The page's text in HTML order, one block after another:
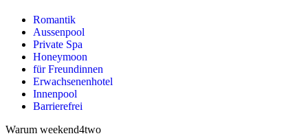
Romantik
Aussenpool
Private Spa
Honeymoon
für Freundinnen
Erwachsenenhotel
Innenpool
Barrierefrei
Warum weekend4two